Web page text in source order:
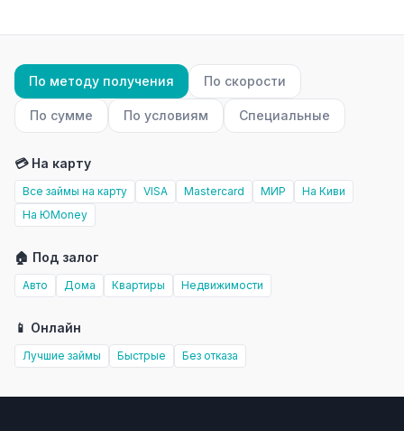
По методу получения По скорости
По сумме По условиям Специальные
💳 На карту
Все займы на карту VISA Mastercard МИР
На Киви
На ЮMoney
🏠 Под залог
Авто Дома Квартиры Недвижимости
📱 Онлайн
Лучшие займы Быстрые Без отказа